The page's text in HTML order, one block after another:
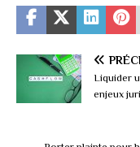
Liquider
enjeux